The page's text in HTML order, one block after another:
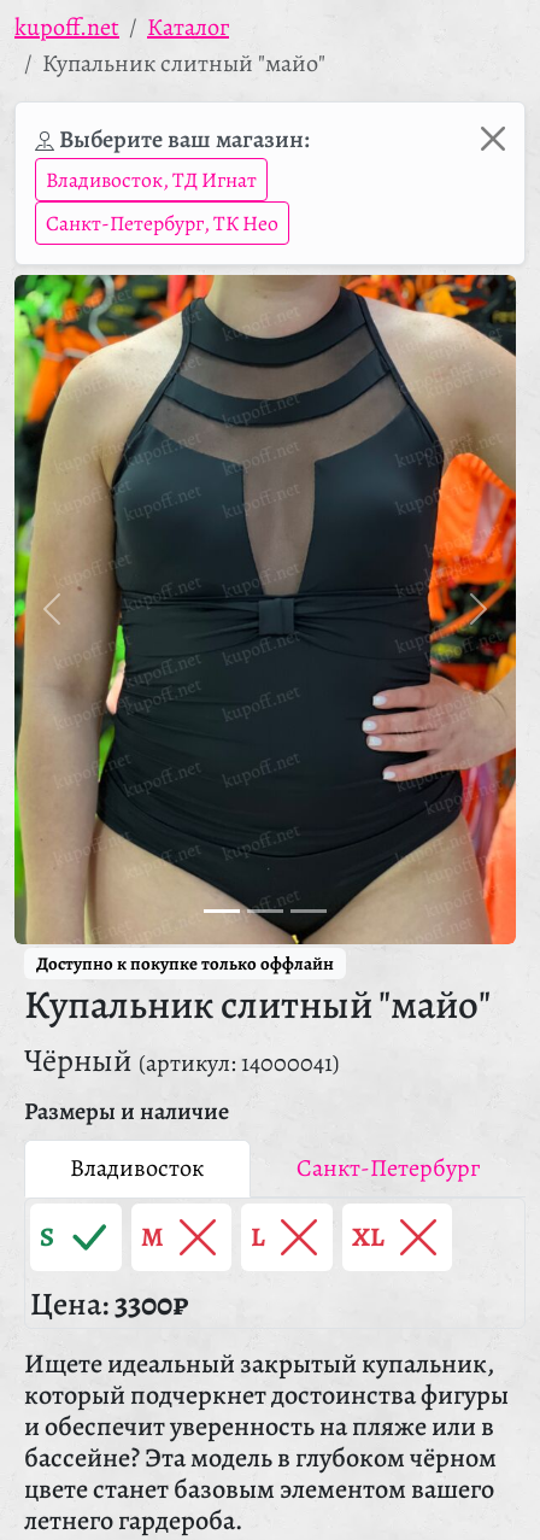
kupoff.net
Каталог
Купальник слитный "майо"
Выберите ваш магазин:
Владивосток, ТД Игнат
Санкт-Петербург, ТК Нео
Доступно к покупке только оффлайн
Купальник слитный "майо"
Чёрный (артикул: 14000041)
Размеры и наличие
Владивосток
Санкт-Петербург
S M L XL
Цена:3300₽
Ищете идеальный закрытый купальник,
который подчеркнет достоинства фигуры
и обеспечит уверенность на пляже или в
бассейне? Эта модель в глубоком чёрном
цвете станет базовым элементом вашего
летнего гардероба.